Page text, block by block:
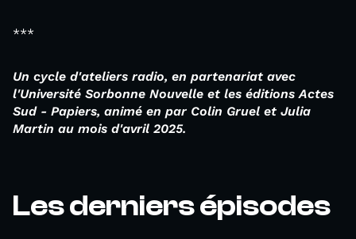
***
Un cycle d'ateliers radio, en partenariat avec
l'Université Sorbonne Nouvelle et les éditions Actes
Sud - Papiers, animé en par Colin Gruel et Julia
Martin au mois d'avril 2025.
Les derniers épisodes